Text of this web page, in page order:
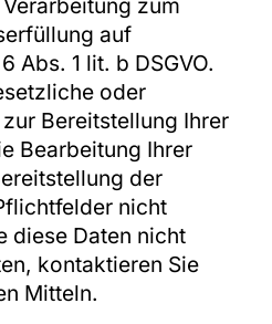
zum
auf
Abs. 1 lit. b DSGVO.
oder
Bereitstellung Ihrer
Bearbeitung Ihrer
der
nicht
diese Daten nicht
kontaktieren Sie
Mitteln.